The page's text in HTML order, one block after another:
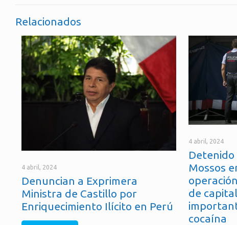
Relacionados
4 abril, 2024
Denuncian a Exprimera
Ministra de Castillo por
Enriquecimiento Ilícito en Perú
4 abril, 2024
Mossos
de
cocaína